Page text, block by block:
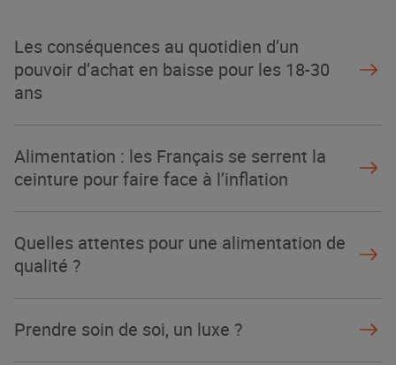
Les conséquences au quotidien d’un
pouvoir d’achat en baisse pour les 18-30
ans
Alimentation : les Français se serrent la
ceinture pour faire face à l’inflation
Quelles attentes pour une alimentation de
qualité ?
Prendre soin de soi, un luxe ?